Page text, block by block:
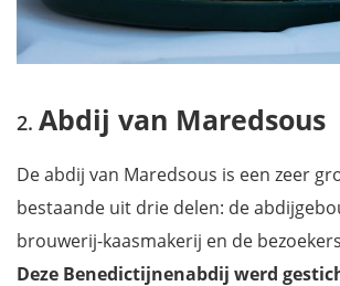
Abdij van Maredsous
De abdij van Maredsous is een zeer
bestaande uit drie delen: de
brouwerij-kaasmakerij en de
Deze Benedictijnenabdij werd